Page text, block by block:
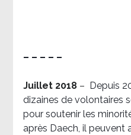
– – – – –
Juillet 2018 –
Depuis
dizaines de volontaires
pour soutenir les
après Daech, il peuvent